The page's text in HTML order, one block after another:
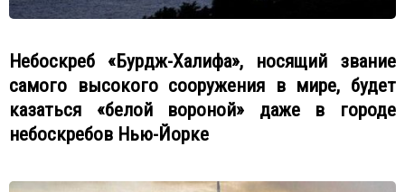
Небоскреб «Бурдж-Халифа», носящий звание
самого высокого сооружения в мире, будет
казаться «белой вороной» даже в городе
небоскребов Нью-Йорке